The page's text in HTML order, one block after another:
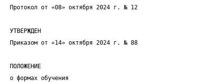
Протокол от «08» октября 2024 г. № 12
УТВЕРЖДЕН
Приказом от «14» октября 2024 г. № 88
ПОЛОЖЕНИЕ
о формах обучения